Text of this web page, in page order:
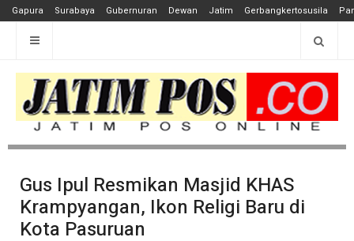
Gapura Surabaya Gubernuran Dewan Jatim Gerbangkertosusila
Gus Ipul Resmikan Masjid KHAS
Krampyangan, Ikon Religi Baru di
Kota Pasuruan